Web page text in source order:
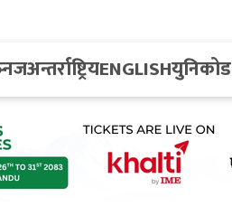
अन्तर्राष्ट्रियENGLISHयुनिकोड